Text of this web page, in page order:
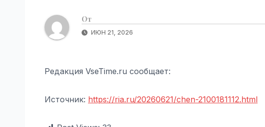
От
ИЮН 21, 2026
Редакция VseTime.ru сообщает:
Источник: https://ria.ru/20260621/chen-2100181112.html